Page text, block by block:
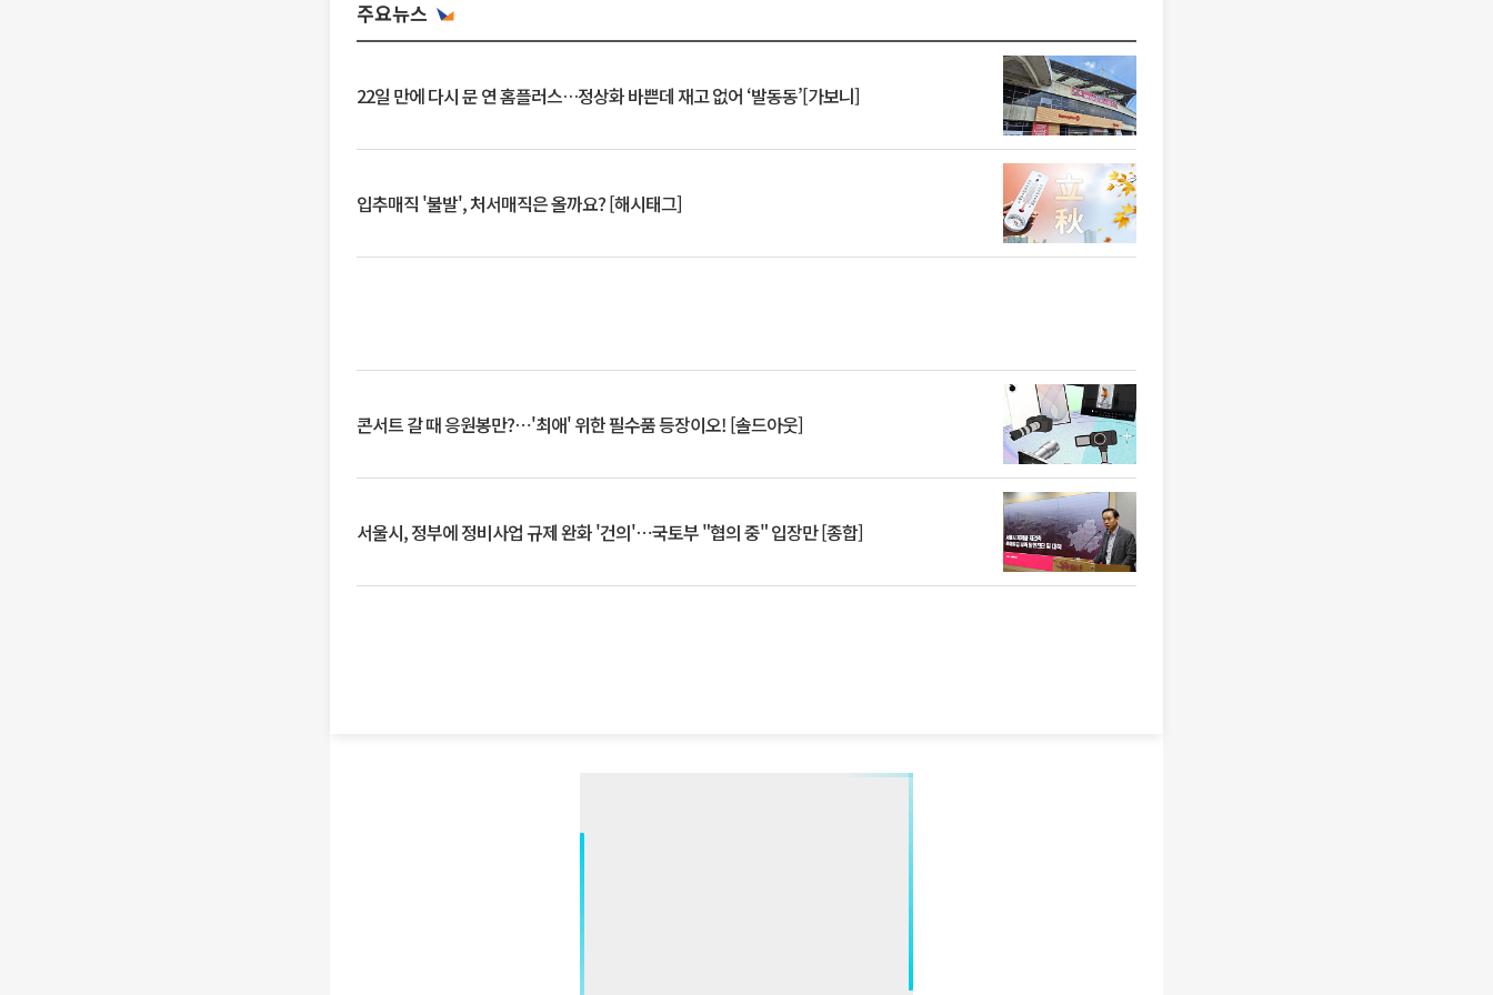
주요뉴스
22일 만에 다시 문 연 홈플러스…정상화 바쁜데 재고 없어 ‘발동동’[가보니]
입추매직 '불발', 처서매직은 올까요? [해시태그]
콘서트 갈 때 응원봉만?⋯'최애' 위한 필수품 등장이오! [솔드아웃]
서울시, 정부에 정비사업 규제 완화 '건의'⋯국토부 "협의 중" 입장만 [종합]